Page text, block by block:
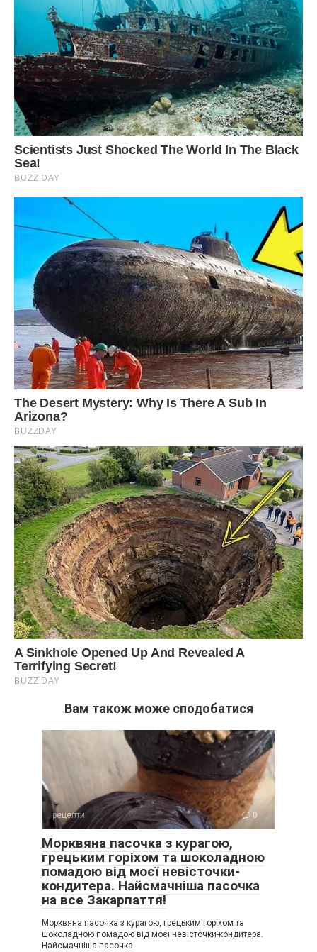
Вам також може сподобатися
рецепти 0
Морквяна пасочка з курагою,
грецьким горіхом та шоколадною
помадою від моєї невісточки-
кондитера. Найсмачніша пасочка
на все Закарпаття!
Морквяна пасочка з курагою, грецьким горіхом та
шоколадною помадою від моєї невісточки-кондитера.
Найсмачніша пасочка